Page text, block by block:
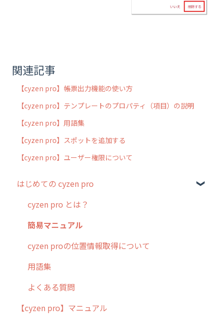
関連記事
【cyzen pro】帳票出力機能の使い方
【cyzen pro】テンプレートのプロパティ（項目）の説明
【cyzen pro】用語集
【cyzen pro】スポットを追加する
【cyzen pro】ユーザー権限について
はじめての cyzen pro
cyzen pro とは？
簡易マニュアル
cyzen proの位置情報取得について
用語集
よくある質問
【cyzen pro】マニュアル